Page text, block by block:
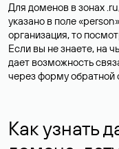
Для доменов в зонах
указано в поле
организация, то
Если вы не знаете, на
дает возможность
через форму обратной
Как узнать